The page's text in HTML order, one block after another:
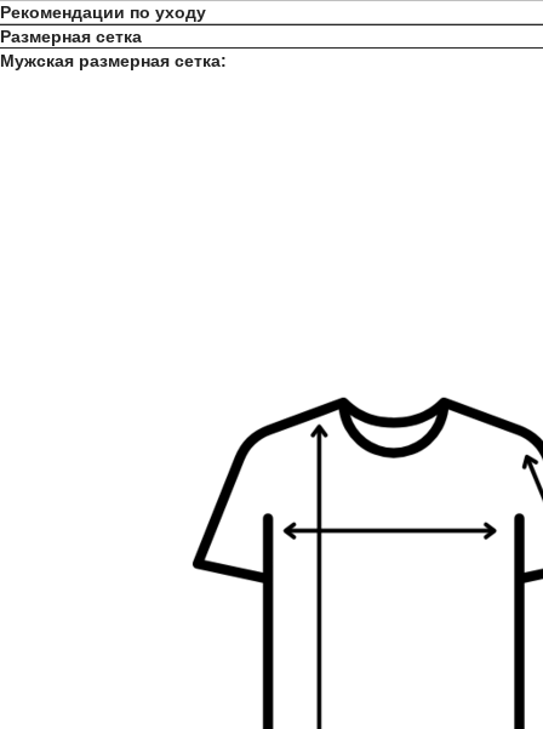
Рекомендации по уходу
Размерная сетка
Мужская размерная сетка: